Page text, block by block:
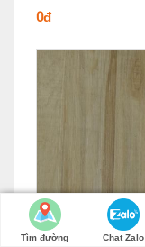
0đ
Tìm đường Chat Zalo